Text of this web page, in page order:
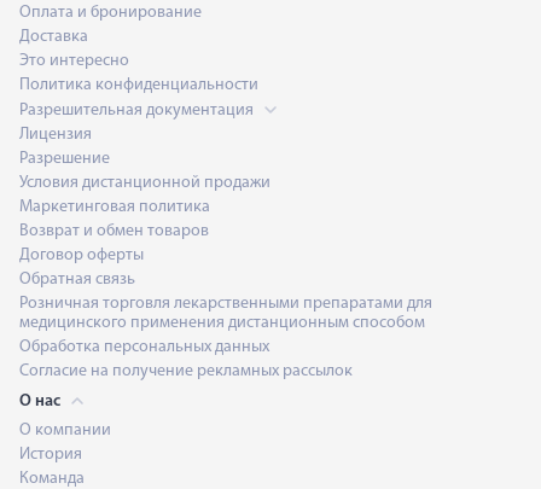
Оплата и бронирование
Доставка
Это интересно
Политика конфиденциальности
Разрешительная документация
Лицензия
Разрешение
Условия дистанционной продажи
Маркетинговая политика
Возврат и обмен товаров
Договор оферты
Обратная связь
Розничная торговля лекарственными препаратами для
медицинского применения дистанционным способом
Обработка персональных данных
Согласие на получение рекламных рассылок
О нас
О компании
История
Команда